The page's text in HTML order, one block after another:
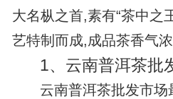
大名枞之首,素有“茶中之
艺特制而成,成品茶香气浓
1、 云南普洱茶批
云南普洱茶批发市